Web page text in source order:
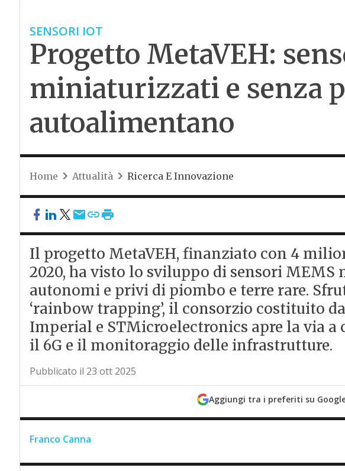
SENSORI IOT
Progetto MetaVEH:
miniaturizzati e senza
autoalimentano
Home Attualità Ricerca E Innovazione
Il progetto MetaVEH, finanziato con 4
2020, ha visto lo sviluppo di sensori
autonomi e privi di piombo e terre rare.
‘rainbow trapping’, il consorzio costituito
Imperial e STMicroelectronics apre la via a
il 6G e il monitoraggio delle infrastrutture.
Pubblicato il 23 ott 2025
Aggiungi tra i preferiti su
Franco Canna